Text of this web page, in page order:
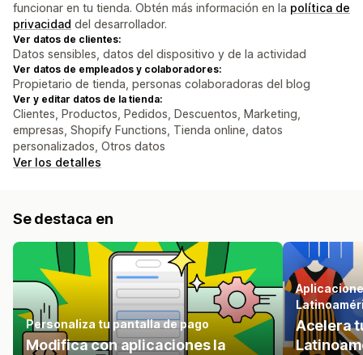
funcionar en tu tienda. Obtén más información en la política de
privacidad del desarrollador.
Ver datos de clientes:
Datos sensibles, datos del dispositivo y de la actividad
Ver datos de empleados y colaboradores:
Propietario de tienda, personas colaboradoras del blog
Ver y editar datos de la tienda:
Clientes, Productos, Pedidos, Descuentos, Marketing,
empresas, Shopify Functions, Tienda online, datos
personalizados, Otros datos
Ver los detalles
Se destaca en
Personaliza tu pantalla de pago
Modifica con aplicaciones la
Acelera